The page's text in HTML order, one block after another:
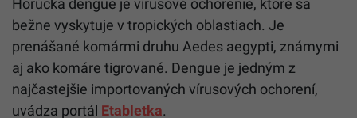
Horúčka dengue je vírusové ochorenie, ktoré sa
bežne vyskytuje v tropických oblastiach. Je
prenášané komármi druhu Aedes aegypti, známymi
aj ako komáre tigrované. Dengue je jedným z
najčastejšie importovaných vírusových ochorení,
uvádza portál Etabletka.